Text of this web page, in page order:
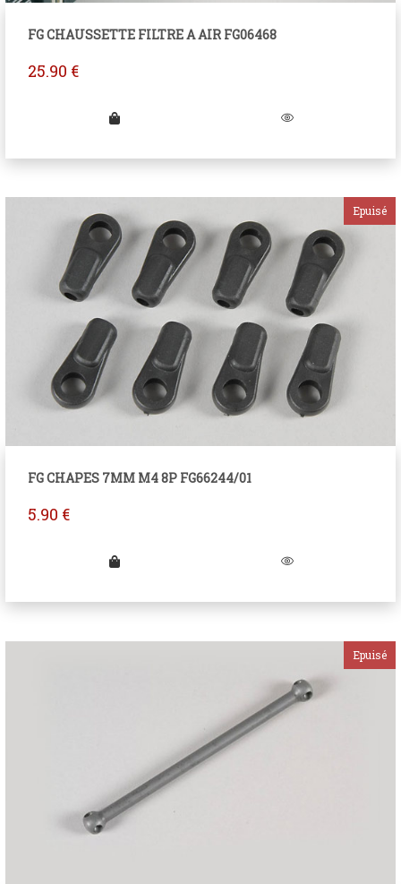
FG CHAUSSETTE FILTRE A AIR FG06468
25.90 €
FG CHAPES 7MM M4 8P FG66244/01
5.90 €